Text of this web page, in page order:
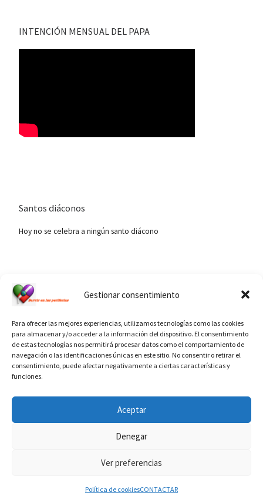
Gestionar consentimiento
Para ofrecer las mejores experiencias, utilizamos tecnologías como las cookies
para almacenar y/o acceder a la información del dispositivo. El consentimiento
de estas tecnologías nos permitirá procesar datos como el comportamiento de
navegación o las identificaciones únicas en este sitio. No consentir o retirar el
consentimiento, puede afectar negativamente a ciertas características y
funciones.
Aceptar
Denegar
Ver preferencias
Política de cookiesCONTACTAR
INTENCIÓN MENSUAL DEL PAPA
Santos diáconos
Hoy no se celebra a ningún santo diácono
Diaconado permanente– Todos los derechos reservados
WP